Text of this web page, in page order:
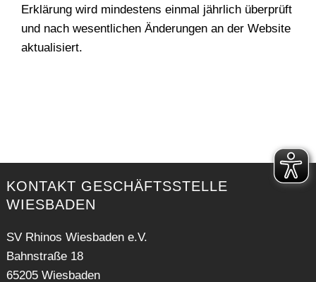
Erklärung wird mindestens einmal jährlich überprüft
und nach wesentlichen Änderungen an der Website
aktualisiert.
KONTAKT GESCHÄFTSSTELLE
WIESBADEN
SV Rhinos Wiesbaden e.V.
Bahnstraße 18
65205 Wiesbaden